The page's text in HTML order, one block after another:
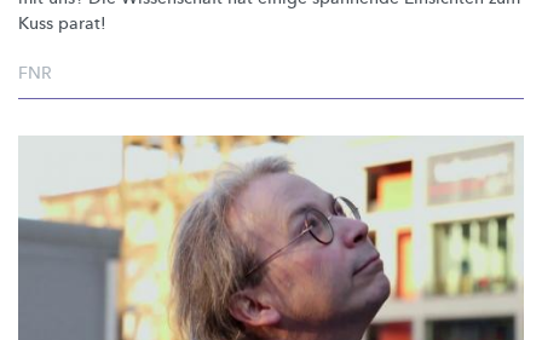
Kuss parat!
FNR